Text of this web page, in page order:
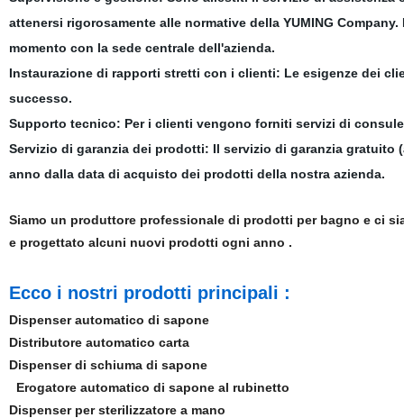
attenersi rigorosamente alle normative della YUMING
momento con la sede centrale dell'azienda.
Instaurazione di rapporti stretti con i clienti: Le esigenze dei
successo.
Supporto tecnico: Per i clienti vengono forniti servizi di
Servizio di garanzia dei prodotti: Il servizio di garanzia
anno dalla data di acquisto dei prodotti della nostra azienda.
Siamo un produttore professionale di prodotti per bagno e ci
e progettato alcuni nuovi prodotti ogni anno .
Ecco i nostri prodotti principali :
Dispenser automatico di sapone
Distributore automatico carta
Dispenser di schiuma di sapone
Erogatore automatico di sapone al rubinetto
Dispenser per sterilizzatore a mano